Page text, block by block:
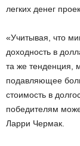
легких денег
«Учитывая, что
доходность в
та же тенденция,
подавляющее
стоимость в
победителям
Ларри Чермак.